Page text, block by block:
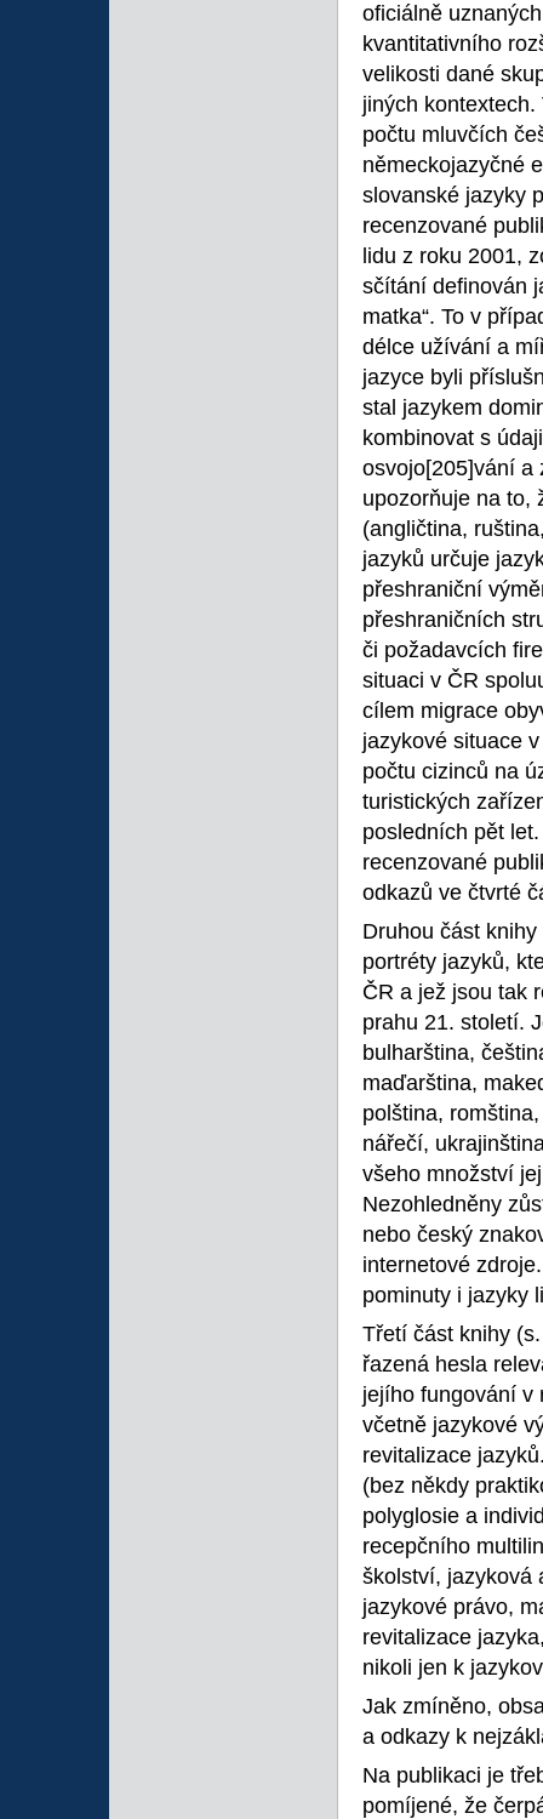
oficiálně
kvantitativního
velikosti dané
jiných
počtu mluvčích
německojazyčné
slovanské jazyky
recenzované
lidu z roku 2001,
sčítání definován
matka“. To v
délce užívání a
jazyce byli
stal jazykem
kombinovat s
osvojo[205]vání a
upozorňuje na to,
(angličtina,
jazyků určuje
přeshraniční
přeshraničních
či požadavcích
situaci v ČR
cílem migrace
jazykové situace
počtu cizinců na
turistických
posledních pět
recenzované
odkazů ve čtvrté
Druhou část
portréty jazyků,
ČR a jež jsou tak
prahu 21. století.
bulharština,
maďarština,
polština,
nářečí,
všeho množství
Nezohledněny
nebo český
internetové
pominuty i jazyky
Třetí část knihy
řazená hesla
jejího fungování v
včetně jazykové
revitalizace
(bez někdy
polyglosie a
recepčního
školství, jazyková
jazykové právo,
revitalizace
nikoli jen k
Jak zmíněno,
a odkazy k
Na publikaci je
pomíjené, že